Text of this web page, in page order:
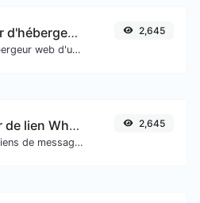
Vérificateur d'hébergement de site web
Obtenez l'hébergeur web d'un site web donné.
2,645
Générateur de lien WhatsApp
Générez des liens de message WhatsApp facilement.
2,645